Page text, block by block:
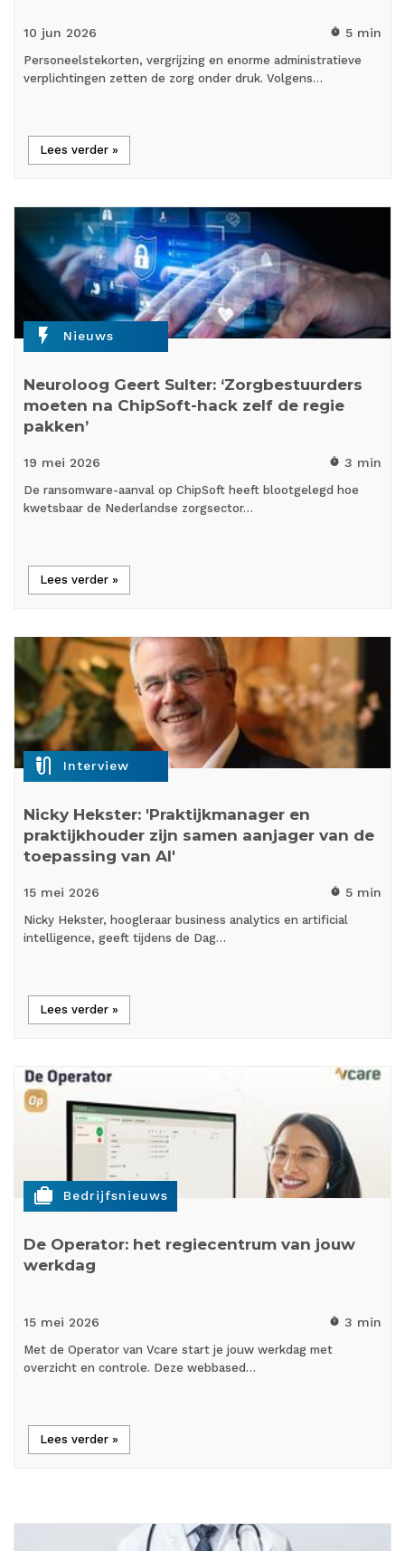
10 jun 2026 timer 5 min
Personeelstekorten, vergrijzing en enorme administratieve
verplichtingen zetten de zorg onder druk. Volgens…
Lees verder »
flash_on Nieuws
Neuroloog Geert Sulter: ‘Zorgbestuurders
moeten na ChipSoft-hack zelf de regie
pakken’
19 mei 2026 timer 3 min
De ransomware-aanval op ChipSoft heeft blootgelegd hoe
kwetsbaar de Nederlandse zorgsector…
Lees verder »
mic_external_on Interview
Nicky Hekster: 'Praktijkmanager en
praktijkhouder zijn samen aanjager van de
toepassing van AI'
15 mei 2026 timer 5 min
Nicky Hekster, hoogleraar business analytics en artificial
intelligence, geeft tijdens de Dag…
Lees verder »
cases Bedrijfsnieuws
De Operator: het regiecentrum van jouw
werkdag
15 mei 2026 timer 3 min
Met de Operator van Vcare start je jouw werkdag met
overzicht en controle. Deze webbased…
Lees verder »